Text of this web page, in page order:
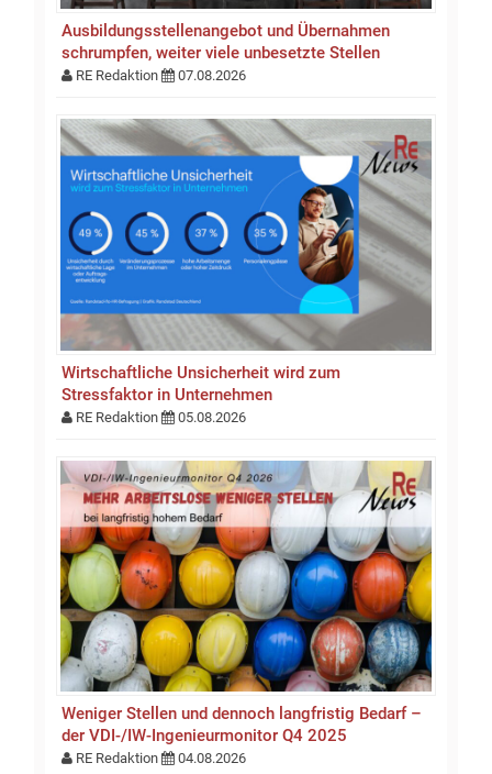
Ausbildungsstellen­an­gebot und Übernahmen
schrumpfen, weiter viele unbesetzte Stellen
RE Redaktion 07.08.2026
Wirtschaftliche Unsicherheit wird zum
Stressfaktor in Unternehmen
RE Redaktion 05.08.2026
Weniger Stellen und dennoch langfristig Bedarf –
der VDI-/IW-Ingenieurmonitor Q4 2025
RE Redaktion 04.08.2026